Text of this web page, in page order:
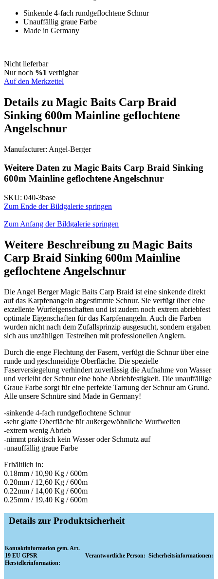
Sinkende 4-fach rundgeflochtene Schnur
Unauffällig graue Farbe
Made in Germany
Nicht lieferbar
Nur noch %1 verfügbar
Auf den Merkzettel
Details zu Magic Baits Carp Braid
Sinking 600m Mainline geflochtene
Angelschnur
Manufacturer: Angel-Berger
Weitere Daten zu Magic Baits Carp Braid Sinking
600m Mainline geflochtene Angelschnur
SKU: 040-3base
Zum Ende der Bildgalerie springen
Zum Anfang der Bildgalerie springen
Weitere Beschreibung zu Magic Baits
Carp Braid Sinking 600m Mainline
geflochtene Angelschnur
Die Angel Berger Magic Baits Carp Braid ist eine sinkende direkt
auf das Karpfenangeln abgestimmte Schnur. Sie verfügt über eine
exzellente Wurfeigenschaften und ist zudem noch extrem abriebfest
optimale Eigenschaften für das Karpfenangeln. Auch die Farben
wurden nicht nach dem Zufallsprinzip ausgesucht, sondern ergaben
sich aus unzähligen Testreihen mit professionellen Anglern.
Durch die enge Flechtung der Fasern, verfügt die Schnur über eine
runde und geschmeidige Oberfläche. Die spezielle
Faserversiegelung verhindert zuverlässig die Aufnahme von Wasser
und verleiht der Schnur eine hohe Abriebfestigkeit. Die unauffällige
Graue Farbe sorgt für eine perfekte Tarnung der Schnur am Grund.
Alle unsere Schnüre sind Made in Germany!
-sinkende 4-fach rundgeflochtene Schnur
-sehr glatte Oberfläche für außergewöhnliche Wurfweiten
-extrem wenig Abrieb
-nimmt praktisch kein Wasser oder Schmutz auf
-unauffällig graue Farbe
Erhältlich in:
0.18mm / 10,90 Kg / 600m
0.20mm / 12,60 Kg / 600m
0.22mm / 14,00 Kg / 600m
0.25mm / 19,40 Kg / 600m
Details zur Produktsicherheit
Kontaktinformation gem. Art.
19 EU GPSR
Herstellerinformation:
Verantwortliche Person: Sicherheitsinformationen: